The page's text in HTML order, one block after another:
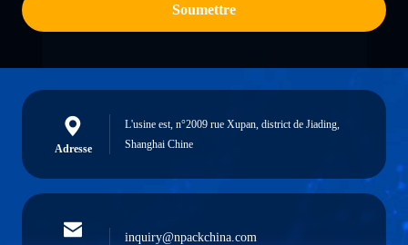
Soumettre
Adresse
L'usine est, n°2009 rue Xupan, district de Jiading,
Shanghai Chine
inquiry@npackchina.com